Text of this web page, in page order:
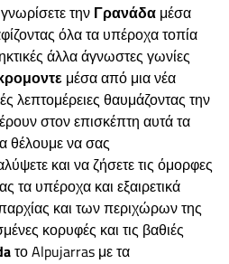
την Γρανάδα μέσα
όλα τα υπέροχα τοπία
άλλα άγνωστες γωνίες
μέσα από μια νέα
λεπτομέρειες θαυμάζοντας την
στον επισκέπτη αυτά τα
θέλουμε να σας
και να ζήσετε τις όμορφες
τα υπέροχα και εξαιρετικά
και των περιχώρων της
κορυφές και τις βαθιές
το Alpujarras με τα